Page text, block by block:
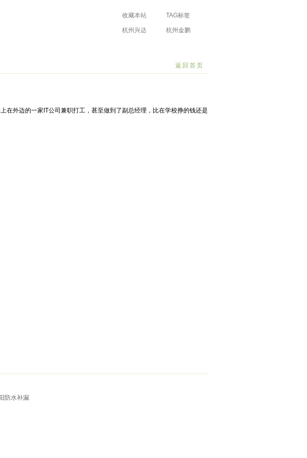
收藏本站 TAG标签
杭州兴达
杭州金鹏
返回首页
在外边的一家IT公司兼职打工，甚至做到了副总经理，比在学校挣的钱还是
防水补漏